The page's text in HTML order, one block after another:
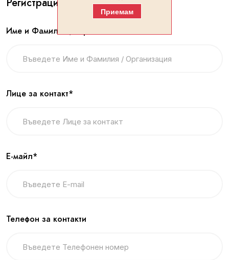
Име и Фамилия / Организация*
Лице за контакт*
Е-майл*
Телефон за контакти
Приемам